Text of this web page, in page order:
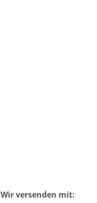
Wir versenden mit: